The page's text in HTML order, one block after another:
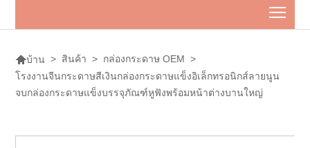
บ้าน > สินค้า > กล่องกระดาษ OEM >
โรงงานจีนกระดาษสีเงินกล่องกระดาษแข็งอิเล็กทรอนิกส์ลายนูน
จบกล่องกระดาษแข็งบรรจุภัณฑ์หูฟังพร้อมหน้าต่างบานใหญ่